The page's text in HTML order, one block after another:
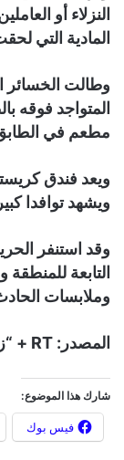
النزلاء أو
المادية التي
وطالت الخسائر
المتواجد فوقه
مطعم في
ويعد فندق
ويشهد توافدا
وقد استنفر
التابعة
وملابسات
المصدر: RT + “زنقة 20”
شارك هذا الموضوع:
فيس بوك